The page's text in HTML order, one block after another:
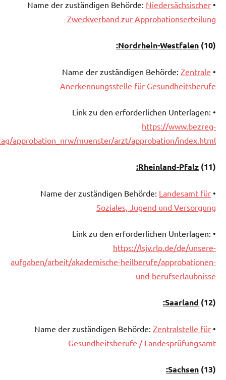
• Name der zuständigen Behörde:
Niedersächsischer
Zweckverband zur Approbationserteilung
(10
)
Nordrhein-Westfalen:
• Name der zuständigen Behörde:
Zentrale
Anerkennungsstelle für Gesundheitsberufe
• Link zu den erforderlichen Unterlagen:
https://www.bezreg-
approbation_nrw/muenster/arzt/approbation/index.html
(11
)
Rheinland-Pfalz:
• Name der zuständigen Behörde:
Landesamt für
Soziales, Jugend und Versorgung
• Link zu den erforderlichen Unterlagen:
https://lsjv.rlp.de/de/unsere-
aufgaben/arbeit/akademische-heilberufe/approbationen-
und-berufserlaubnisse
(12
)
Saarland:
• Name der zuständigen Behörde:
Zentralstelle für
Gesundheitsberufe / Landesprüfungsamt
(13
)
Sachsen: